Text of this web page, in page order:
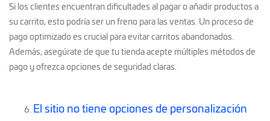
Si los clientes encuentran dificultades al pagar o añadir productos a
su carrito, esto podría ser un freno para las ventas. Un proceso de
pago optimizado es crucial para evitar carritos abandonados.
Además, asegúrate de que tu tienda acepte múltiples métodos de
pago y ofrezca opciones de seguridad claras.
El sitio no tiene opciones de personalización